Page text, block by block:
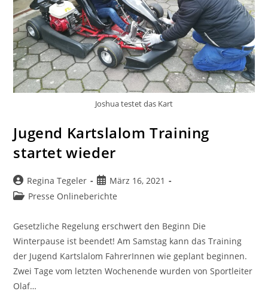
Joshua testet das Kart
Jugend Kartslalom Training
startet wieder
Beitrags-
Autor:
Regina Tegeler
Beitrag
veröffentlicht:
März 16, 2021
Beitrags-
Presse Onlineberichte
Gesetzliche Regelung erschwert den Beginn Die
Winterpause ist beendet! Am Samstag kann das Training
der Jugend Kartslalom FahrerInnen wie geplant beginnen.
Zwei Tage vom letzten Wochenende wurden von Sportleiter
Olaf…